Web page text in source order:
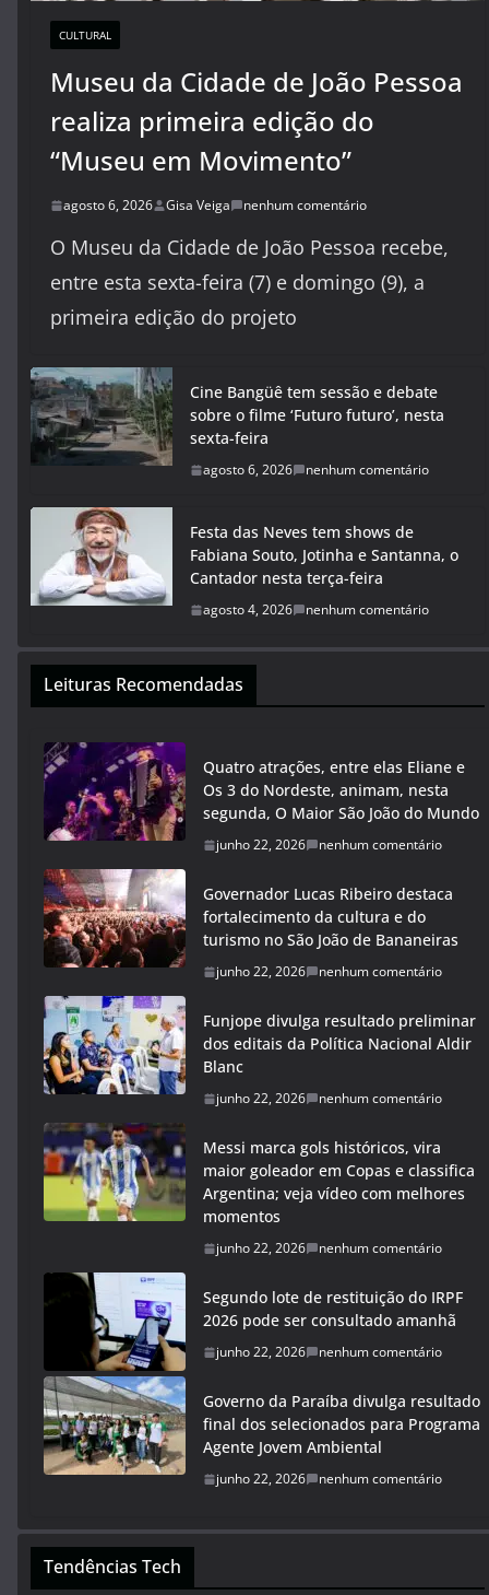
CULTURAL
Museu da Cidade de João Pessoa
realiza primeira edição do
“Museu em Movimento”
agosto 6, 2026 Gisa Veiga nenhum comentário
O Museu da Cidade de João Pessoa recebe,
entre esta sexta-feira (7) e domingo (9), a
primeira edição do projeto
Cine Bangüê tem sessão e debate
sobre o filme ‘Futuro futuro’, nesta
sexta-feira
agosto 6, 2026 nenhum comentário
Festa das Neves tem shows de
Fabiana Souto, Jotinha e Santanna, o
Cantador nesta terça-feira
agosto 4, 2026 nenhum comentário
Leituras Recomendadas
Quatro atrações, entre elas Eliane e
Os 3 do Nordeste, animam, nesta
segunda, O Maior São João do Mundo
junho 22, 2026 nenhum comentário
Governador Lucas Ribeiro destaca
fortalecimento da cultura e do
turismo no São João de Bananeiras
junho 22, 2026 nenhum comentário
Funjope divulga resultado preliminar
dos editais da Política Nacional Aldir
Blanc
junho 22, 2026 nenhum comentário
Messi marca gols históricos, vira
maior goleador em Copas e classifica
Argentina; veja vídeo com melhores
momentos
junho 22, 2026 nenhum comentário
Segundo lote de restituição do IRPF
2026 pode ser consultado amanhã
junho 22, 2026 nenhum comentário
Governo da Paraíba divulga resultado
final dos selecionados para Programa
Agente Jovem Ambiental
junho 22, 2026 nenhum comentário
Tendências Tech